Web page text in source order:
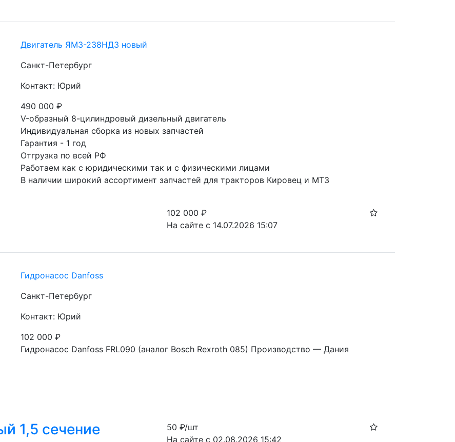
Двигатель ЯМЗ-238НД3 новый
Санкт-Петербург
Контакт: Юрий
490 000 ₽
V-образный 8-цилиндровый дизельный двигатель
Индивидуальная сборка из новых запчастей
Гарантия - 1 год
Отгрузка по всей РФ
Работаем как с юридическими так и с физическими лицами
В наличии широкий ассортимент запчастей для тракторов Кировец и МТЗ
102 000 ₽
На сайте с 14.07.2026 15:07
Гидронасос Danfoss
Санкт-Петербург
Контакт: Юрий
102 000 ₽
Гидронасос Danfoss FRL090 (аналог Bosch Rexroth 085) Производство — Дания
1,5 сечение 50 ₽/шт
На сайте с 02.08.2026 15:42